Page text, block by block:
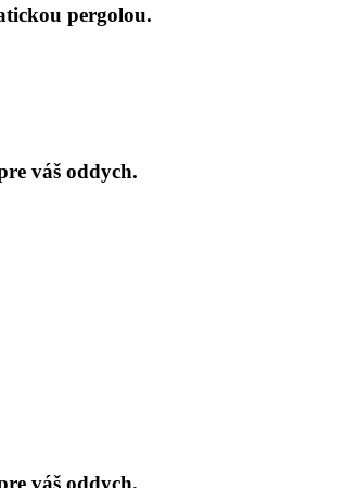
pergolou.
váš oddych.
váš oddych.